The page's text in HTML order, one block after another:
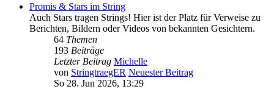
Promis & Stars im String
Auch Stars tragen Strings! Hier ist der Platz für Verweise zu
Berichten, Bildern oder Videos von bekannten Gesichtern.
64 Themen
193 Beiträge
Letzter Beitrag Michelle
von StringtraegER Neuester Beitrag
So 28. Jun 2026, 13:29